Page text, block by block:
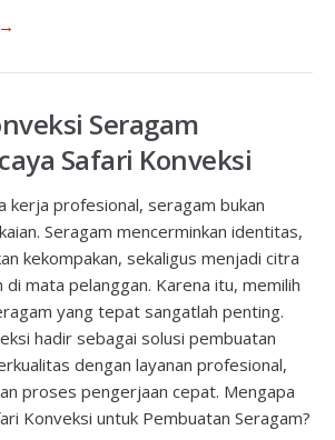
→
Seragam
Safari Konveksi
kerja profesional, seragam bukan
Seragam mencerminkan identitas,
kekompakan, sekaligus menjadi citra
di mata pelanggan. Karena itu, memilih
yang tepat sangatlah penting.
hadir sebagai solusi pembuatan
dengan layanan profesional,
proses pengerjaan cepat. Mengapa
Konveksi untuk Pembuatan Seragam?